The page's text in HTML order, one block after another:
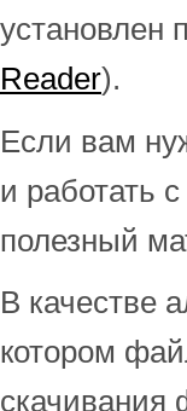
установлен
Reader).
Если вам
и работать
полезный
В качестве
котором
скачивания